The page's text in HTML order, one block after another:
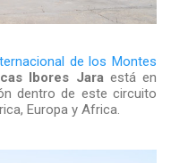
de los Montes
Ibores Jaraestá en
dentro de este circuito
Europa y Africa.